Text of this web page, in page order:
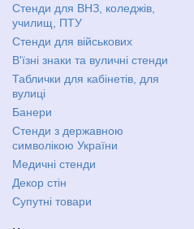
Стенди для ВНЗ, коледжів,
училищ, ПТУ
Стенди для військових
В'їзні знаки та вуличні стенди
Таблички для кабінетів, для
вулиці
Банери
Стенди з державною
символікою України
Медичні стенди
Декор стін
Супутні товари